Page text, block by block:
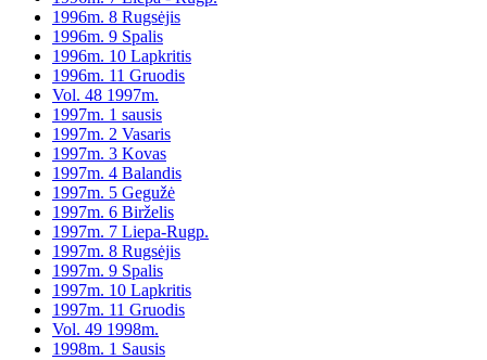
1996m. 8 Rugsėjis
1996m. 9 Spalis
1996m. 10 Lapkritis
1996m. 11 Gruodis
Vol. 48 1997m.
1997m. 1 sausis
1997m. 2 Vasaris
1997m. 3 Kovas
1997m. 4 Balandis
1997m. 5 Gegužė
1997m. 6 Birželis
1997m. 7 Liepa-Rugp.
1997m. 8 Rugsėjis
1997m. 9 Spalis
1997m. 10 Lapkritis
1997m. 11 Gruodis
Vol. 49 1998m.
1998m. 1 Sausis